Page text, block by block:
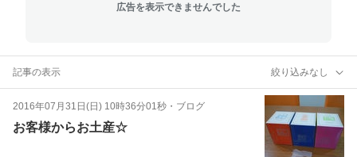
広告を表示できませんでした
記事の表示 絞り込みなし
2016年07月31日(日) 10時36分01秒 ・ ブログ
お客様からお土産☆